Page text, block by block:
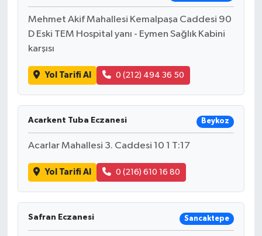
Mehmet Akif Mahallesi Kemalpaşa Caddesi 90
D Eski TEM Hospital yanı - Eymen Sağlık Kabini
karşısı
Yol Tarifi Al 0 (212) 494 36 50
Acarkent Tuba Eczanesi Beykoz
Acarlar Mahallesi 3. Caddesi 10 1 T:17
Yol Tarifi Al 0 (216) 610 16 80
Safran Eczanesi Sancaktepe